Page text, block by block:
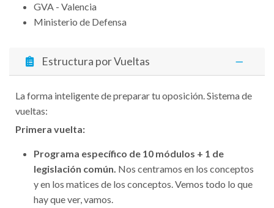
GVA - Valencia
Ministerio de Defensa
Estructura por Vueltas
La forma inteligente de preparar tu oposición. Sistema de
vueltas:
Primera vuelta:
Programa específico de 10 módulos + 1 de
legislación común. Nos centramos en los conceptos
y en los matices de los conceptos. Vemos todo lo que
hay que ver, vamos.